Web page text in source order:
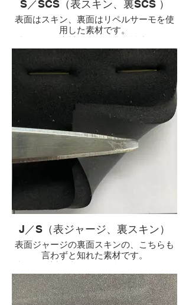
S／SCS（表スキン、裏SCS ）
表面はスキン、裏面はリペルサーモを使
用した素材です。
特徴はSCS素材（アルミと活性炭）をコ
ーティングしているため、パウダー等を
使用せずに脱着が容易な上にスキンの高
い保温力を併せ持っています。
私の私物は、6.5ミリ（ロクハン）のロン
グパンツにファスナー無しの被りタイプ
の物をドライスーツシーズン前後に使用
しています。
スキン・セルスキンから、こちらの素材
を使い始めた方のリピート率が、かなり
高い素材です。
J／S（表ジャージ、裏スキン）
表面ジャージの裏面スキンの、こちらも
言わずと知れた素材です。
当然、反対の表スキンの裏ジャージとし
ても使用できる素材で色々なスタイルで
愛用されている方が多い素材です。